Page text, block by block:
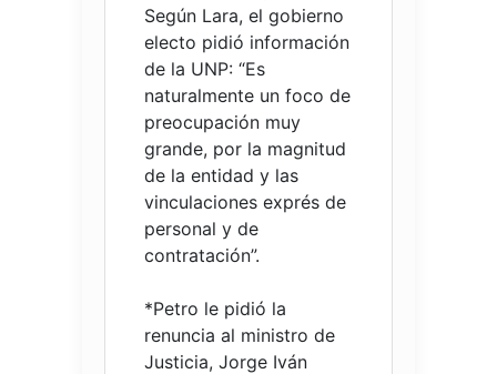
Según Lara, el gobierno
electo pidió información
de la UNP: “Es
naturalmente un foco de
preocupación muy
grande, por la magnitud
de la entidad y las
vinculaciones exprés de
personal y de
contratación”.
*Petro le pidió la
renuncia al ministro de
Justicia, Jorge Iván